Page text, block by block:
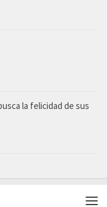
la felicidad de sus